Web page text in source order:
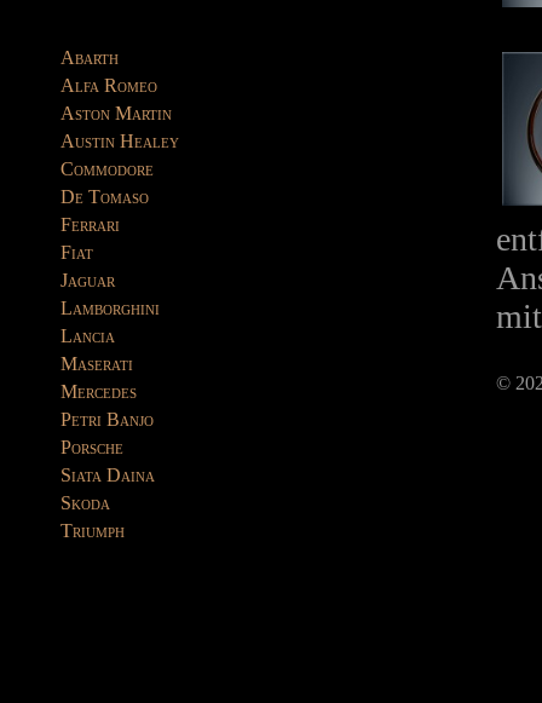
Abarth
Alfa Romeo
Aston Martin
Austin Healey
Commodore
De Tomaso
Ferrari
Fiat
Jaguar
Lamborghini
Lancia
Maserati
Mercedes
Petri Banjo
Porsche
Siata Daina
Skoda
Triumph
©